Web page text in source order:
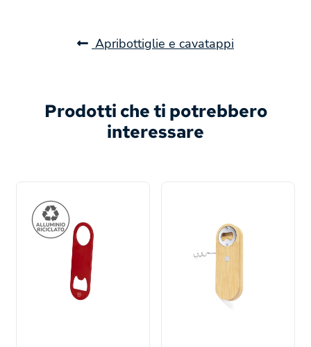
Apribottiglie e cavatappi
Prodotti che ti potrebbero
interessare